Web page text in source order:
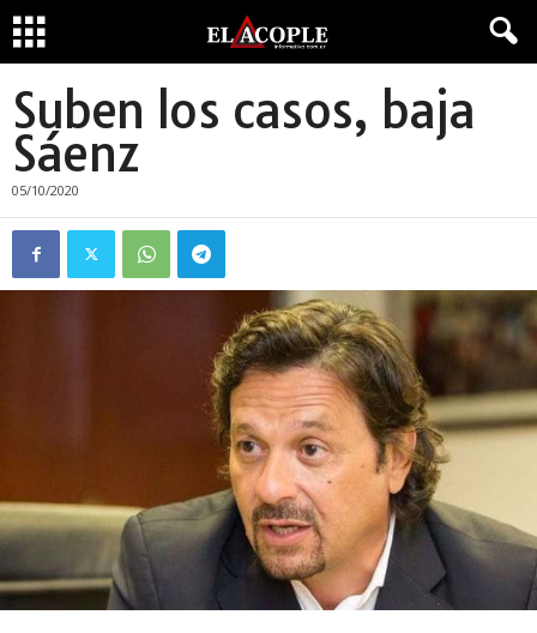
Suben los casos, baja
Sáenz
05/10/2020